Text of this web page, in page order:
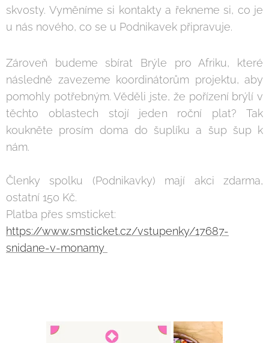
skvosty. Vyměníme si kontakty a řekneme si, co je
u nás nového, co se u Podnikavek připravuje.
Zároveň budeme sbírat Brýle pro Afriku, které
následně zavezeme koordinátorům projektu, aby
pomohly potřebným. Věděli jste, že pořízení brýlí v
těchto oblastech stojí jeden roční plat? Tak
koukněte prosím doma do šuplíku a šup šup k
nám.
Členky spolku (Podnikavky) mají akci zdarma,
ostatní 150 Kč.
Platba přes smsticket:
https://www.smsticket.cz/vstupenky/17687-
snidane-v-monamy